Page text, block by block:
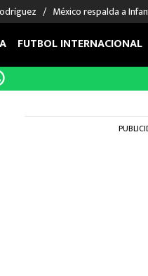
México respalda a
FUTBOL INTERNACIONAL